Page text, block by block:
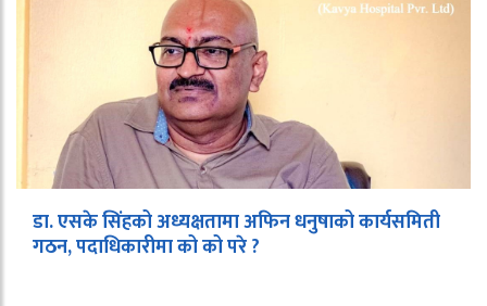
डा. एसके सिंहको अध्यक्षतामा अफिन धनुषाको कार्यसमिती
गठन, पदाधिकारीमा को को परे ?